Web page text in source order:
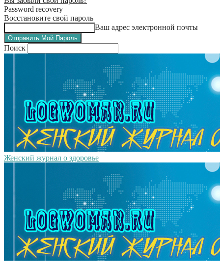
Password recovery
Восстановите свой пароль
Ваш адрес электронной почты
Поиск
Женский журнал о здоровье